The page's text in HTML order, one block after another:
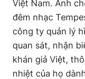
Việt Nam. Anh
đêm nhạc
công ty quản lý
quan sát, nhận
khán giả Việt,
nhiệt của họ